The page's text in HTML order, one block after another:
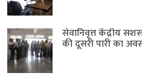
सेवानिवृत्त केंद्रीय
की दूसरी पारी का